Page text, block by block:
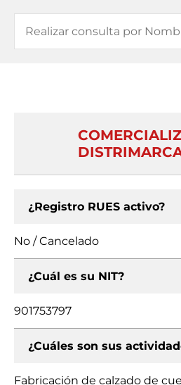
¿Registro RUES activo?
No / Cancelado
¿Cuál es su NIT?
901753797
¿Cuáles son sus
Fabricación de calzado de